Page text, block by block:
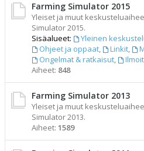
Farming Simulator 2015
Yleiset ja muut
Simulator 2015.
Sisäalueet:
Yleinen
Ohjeet ja oppaat, Linkit,
Ongelmat & ratkaisut,
Aiheet: 848
Farming Simulator 2013
Yleiset ja muut
Simulator 2013.
Aiheet: 1589